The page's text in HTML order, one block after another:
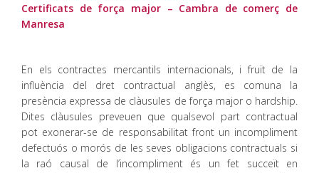
Certificats de força major – Cambra de comerç de
Manresa
En els contractes mercantils internacionals, i fruït de la
influència del dret contractual anglès, es comuna la
presència expressa de clàusules de força major o hardship.
Dites clàusules preveuen que qualsevol part contractual
pot exonerar-se de responsabilitat front un incompliment
defectuós o morós de les seves obligacions contractuals si
la raó causal de l’incompliment és un fet succeït en